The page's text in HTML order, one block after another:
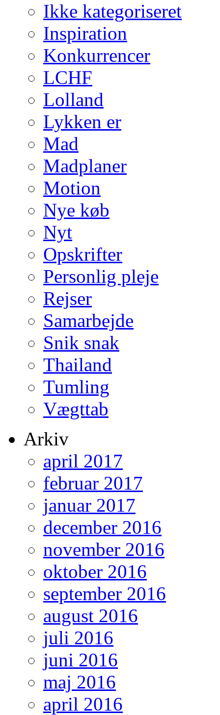
Ikke kategoriseret
Inspiration
Konkurrencer
LCHF
Lolland
Lykken er
Mad
Madplaner
Motion
Nye køb
Nyt
Opskrifter
Personlig pleje
Rejser
Samarbejde
Snik snak
Thailand
Tumling
Vægttab
Arkiv
april 2017
februar 2017
januar 2017
december 2016
november 2016
oktober 2016
september 2016
august 2016
juli 2016
juni 2016
maj 2016
april 2016